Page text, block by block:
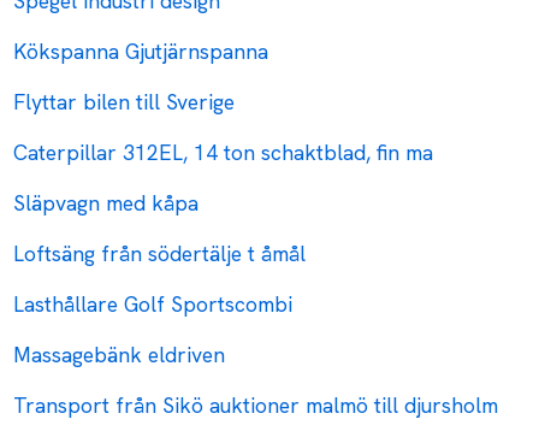
Kökspanna Gjutjärnspanna
Flyttar bilen till Sverige
Caterpillar 312EL, 14 ton schaktblad, fin ma
Släpvagn med kåpa
Loftsäng från södertälje t åmål
Lasthållare Golf Sportscombi
Massagebänk eldriven
Transport från Sikö auktioner malmö till djursholm